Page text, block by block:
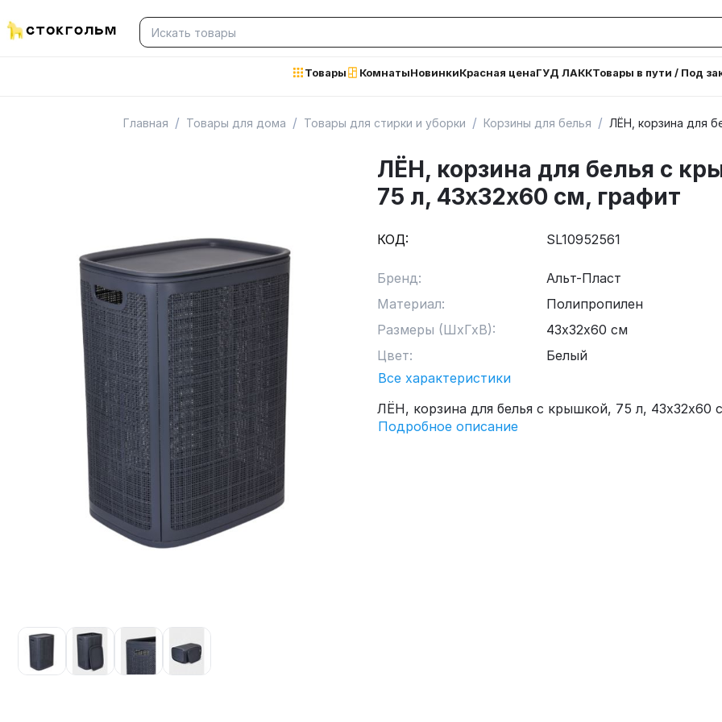
Товары КомнатыНовинкиКрасная ценаГУД ЛАККТовары в пути / Под
Главная / Товары для дома / Товары для стирки и уборки / Корзины для белья / ЛЁН, корзина для
ЛЁН, корзина для белья с
75 л, 43х32х60 см, графит
КОД: SL10952561
Бренд:
Альт-Пласт
Материал:
Полипропилен
Размеры (ШхГхВ):
43х32х60 см
Цвет:
Белый
Все характеристики
ЛЁН, корзина для белья с крышкой, 75 л, 43х32х60
Подробное описание